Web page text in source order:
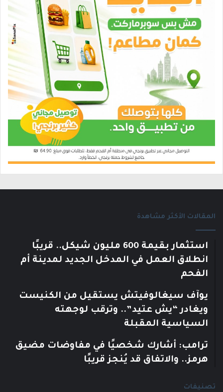
المقالات الأكثر مشاهدة
استثمار بقيمة 600 مليون شيكل.. قريبًا
انطلاق العمل في المدخل الجديد لمدينة أم
الفحم
يوآف سيغالوفيتش يستقيل من الكنيست
ويغادر “يش عتيد”.. وترقب لوجهته
السياسية المقبلة
ترامب: أشارك شخصيًا في مفاوضات مضيق
هرمز.. والاتفاق قد يُنجز قريبًا
تصنيفات